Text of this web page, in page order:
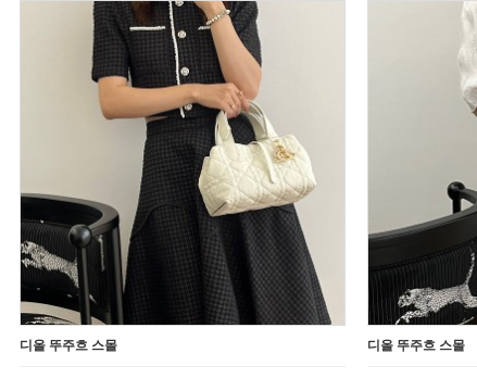
디올 뚜주흐 스몰 디올 뚜주흐 스몰